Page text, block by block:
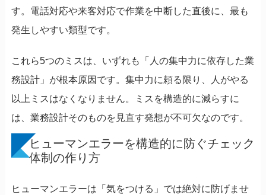
す。電話対応や来客対応で作業を中断した直後に、最も
発生しやすい類型です。
これら5つのミスは、いずれも「人の集中力に依存した業
務設計」が根本原因です。集中力に頼る限り、人がやる
以上ミスはなくなりません。ミスを構造的に減らすに
は、業務設計そのものを見直す発想が不可欠なのです。
ヒューマンエラーを構造的に防ぐチェック
体制の作り方
ヒューマンエラーは「気をつける」では絶対に防げませ